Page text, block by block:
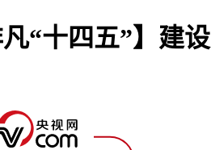
凡“十四五”】建